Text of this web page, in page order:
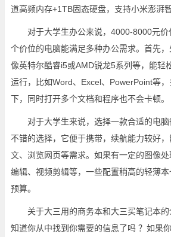
道高频内存+1TB固态硬盘，支持小米澎湃智
对于大学生办公来说，4000-8000元
个价位的电脑能满足多种办公需求。首先，
像英特尔酷睿i5或AMD锐龙5系列等，能轻
运行，比如Word、Excel、PowerPoint等
下，同时打开多个文档和程序也不会卡顿。
对于大学生来说，选择一款合适的电
不错的选择，它便于携带，续航能力较好
文、浏览网页等需求。如果有一定的图像
编辑、视频剪辑等，一些配置稍高的轻薄
预算。
关于大三用的商务本和大三买笔记本
知道你从中找到你需要的信息了吗 ？如果